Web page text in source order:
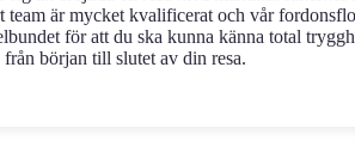
team är mycket kvalificerat och vår
för att du ska kunna känna total
från början till slutet av din resa.